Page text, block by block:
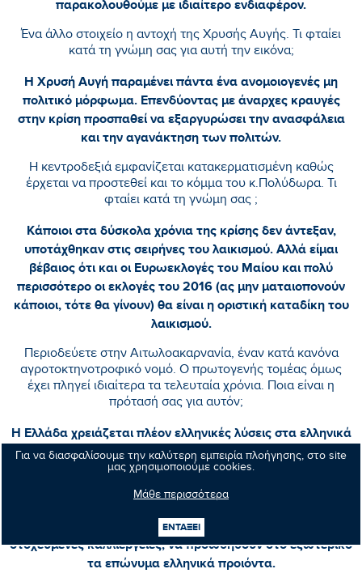
Για να διασφαλίσουμε την καλύτερη εμπειρία πλοήγησης, στο site
μας χρησιμοποιούμε cookies.
Μάθε περισσότερα
ΕΝΤΑΞΕΙ
παρακολουθούμε με ιδιαίτερο ενδιαφέρον.
Ένα άλλο στοιχείο η αντοχή της Χρυσής Αυγής. Τι φταίει
κατά τη γνώμη σας για αυτή την εικόνα;
Η Χρυσή Αυγή παραμένει πάντα ένα ανομοιογενές μη
πολιτικό μόρφωμα. Επενδύοντας με άναρχες κραυγές
στην κρίση προσπαθεί να εξαργυρώσει την ανασφάλεια
και την αγανάκτηση των πολιτών.
Η κεντροδεξιά εμφανίζεται κατακερματισμένη καθώς
έρχεται να προστεθεί και το κόμμα του κ.Πολύδωρα. Τι
φταίει κατά τη γνώμη σας ;
Κάποιοι στα δύσκολα χρόνια της κρίσης δεν άντεξαν,
υποτάχθηκαν στις σειρήνες του λαικισμού. Αλλά είμαι
βέβαιος ότι και οι Ευρωεκλογές του Μαίου και πολύ
περισσότερο οι εκλογές του 2016 (ας μην ματαιοπονούν
κάποιοι, τότε θα γίνουν) θα είναι η οριστική καταδίκη του
λαικισμού.
Περιοδεύετε στην Αιτωλοακαρνανία, έναν κατά κανόνα
αγροτοκτηνοτροφικό νομό. Ο πρωτογενής τομέας όμως
έχει πληγεί ιδιαίτερα τα τελευταία χρόνια. Ποια είναι η
πρότασή σας για αυτόν;
Η Ελλάδα χρειάζεται πλέον ελληνικές λύσεις στα ελληνικά
προβλήματα. Η χώρα μας στον επισιτιστικό τομέα εισάγει
περίπου το 80% των αναγκών της. Αυτό πρέπει να
ανατραπεί. Κορυφαίος πυλώνας της Ανάπτυξης πρέπει να
και κτηνοτρόφοι, να στηριχθεί η ελληνική παραγωγή με
στοχευμένες καλλιέργειες, να προωθηθούν στο εξωτερικό
τα επώνυμα ελληνικά προιόντα.